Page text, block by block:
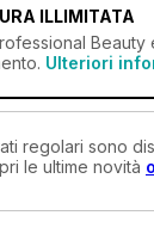
ILLIMITATA
Beauty
Ulteriori
regolari sono
le ultime novità